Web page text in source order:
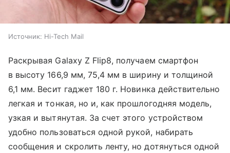
Источник: Hi-Tech Mail
Раскрывая Galaxy Z Flip8, получаем смартфон
в высоту 166,9 мм, 75,4 мм в ширину и толщиной
6,1 мм. Весит гаджет 180 г. Новинка действительно
легкая и тонкая, но и, как прошлогодняя модель,
узкая и вытянутая. За счет этого устройством
удобно пользоваться одной рукой, набирать
сообщения и скролить ленту, но дотянуться одной